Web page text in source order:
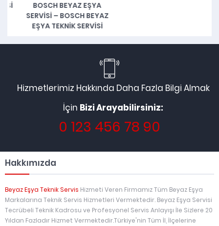
BOSCH BEYAZ EŞYA
SERVISI – BOSCH BEYAZ
EŞYA TEKNIK SERVISI
Hizmetlerimiz Hakkında Daha Fazla Bilgi Almak
İçin Bizi Arayabilirsiniz:
0 123 456 78 90
Hakkımızda
Beyaz Eşya Teknik Servis Hizmeti Veren Firmamız Tüm Beyaz Eşya
Markalarına Teknik Servis Hizmetleri Vermektedir. Beyaz Eşya Servisi
Tecrübeli Teknik Kadrosu ve Profesyonel Servis Anlayışı İle Sizlere 20
Yıldan Fazladır Hizmet Vermektedir.Türkiye'nin Tüm İl, İlçelerine